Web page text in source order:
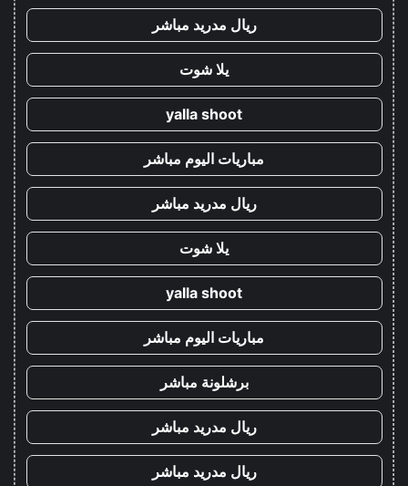
ريال مدريد مباشر
يلا شوت
yalla shoot
مباريات اليوم مباشر
ريال مدريد مباشر
يلا شوت
yalla shoot
مباريات اليوم مباشر
برشلونة مباشر
ريال مدريد مباشر
ريال مدريد مباشر